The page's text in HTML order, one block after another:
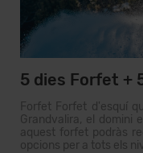
5 dies Forfet +
Forfet Forfet d'esquí
Grandvalira, el domini
aquest forfet podràs
opcions per a tots els